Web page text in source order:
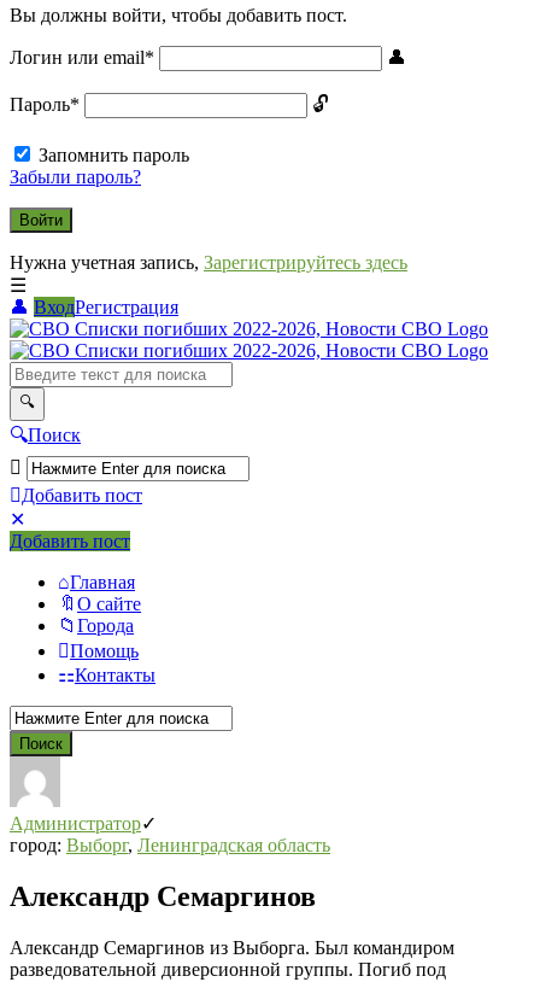
Вы должны войти, чтобы добавить пост.
Логин или email*
Пароль*
Запомнить пароль
Забыли пароль?
Нужна учетная запись, Зарегистрируйтесь здесь
ВходРегистрация
СВО
Списки
погибших
2022-
2026,
Новости
СВО
Поиск
Добавить пост
Мобильное
меню
Добавить пост
Главная
О сайте
Города
Помощь
Контакты
Администратор
город: Выборг, Ленинградская область
Александр Семаргинов
Александр Семаргинов из Выборга. Был командиром
разведовательной диверсионной группы. Погиб под